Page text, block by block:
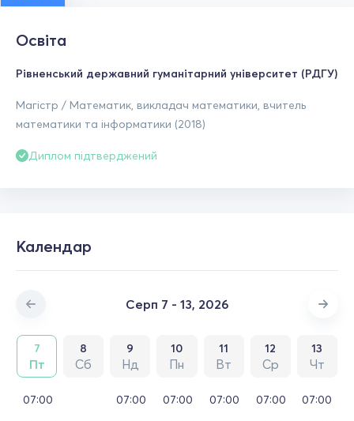
Освіта
Рівненський державний гуманітарний університет (РДГУ)
Магістр / Математик, викладач математики, вчитель
математики та інформатики (2018)
Диплом підтверджений
Календар
Серп 7 - 13, 2026
7
Пт
8
Сб
9
Нд
10
Пн
11
Вт
12
Ср
13
Чт
07:00 07:00 07:00 07:00 07:00 07:00